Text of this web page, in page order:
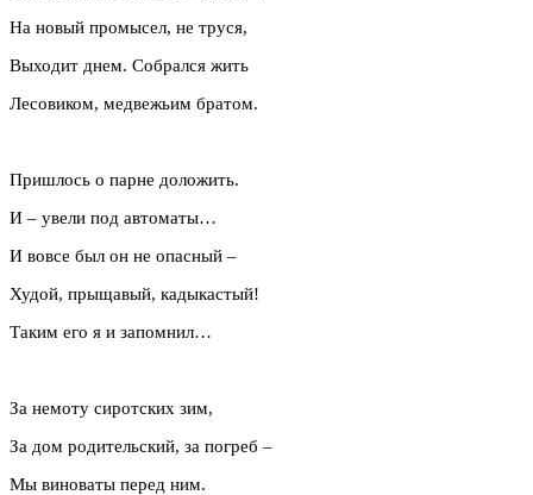
На новый промысел, не труся,
Выходит днем. Собрался жить
Лесовиком, медвежьим братом.
Пришлось о парне доложить.
И – увели под автоматы…
И вовсе был он не опасный –
Худой, прыщавый, кадыкастый!
Таким его я и запомнил…
За немоту сиротских зим,
За дом родительский, за погреб –
Мы виноваты перед ним.